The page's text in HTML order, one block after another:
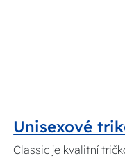
Unisexové
Classic je kvalitní